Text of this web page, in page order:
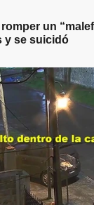
un
y se suicidó